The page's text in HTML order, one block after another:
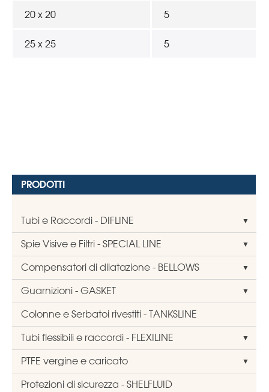
PRODOTTI
Tubi e Raccordi - DIFLINE
Spie Visive e Filtri - SPECIAL LINE
Compensatori di dilatazione - BELLOWS
Guarnizioni - GASKET
Colonne e Serbatoi rivestiti - TANKSLINE
Tubi flessibili e raccordi - FLEXILINE
PTFE vergine e caricato
Protezioni di sicurezza - SHELFLUID
20 x 20 5
25 x 25 5